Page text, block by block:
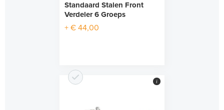
Standaard Stalen Front
Verdeler 6 Groeps
+ € 44,00
i